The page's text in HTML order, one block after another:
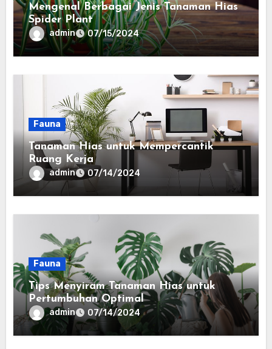
Mengenal Berbagai Jenis Tanaman Hias
Spider Plant
admin 07/15/2024
Fauna
Tanaman Hias untuk Mempercantik
Ruang Kerja
admin 07/14/2024
Fauna
Tips Menyiram Tanaman Hias untuk
Pertumbuhan Optimal
admin 07/14/2024